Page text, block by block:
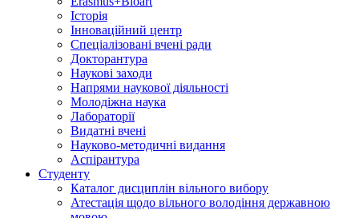
Історія
Інноваційний центр
Спеціалізовані вчені ради
Докторантура
Наукові заходи
Напрями наукової діяльності
Молодіжна наука
Лабораторії
Видатні вчені
Науково-методичні видання
Аспірантура
Студенту
Каталог дисциплін вільного вибору
Атестація щодо вільного володіння державною